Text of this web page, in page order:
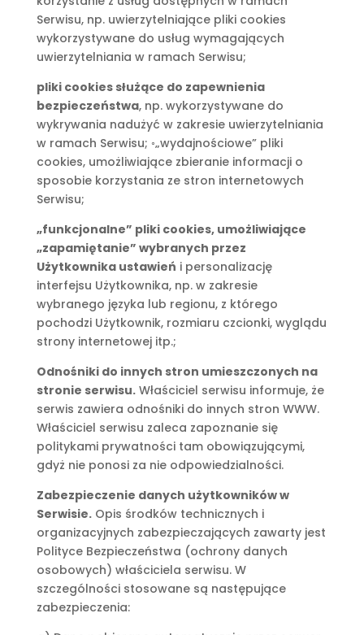
Serwisu, np. uwierzytelniające pliki cookies
wykorzystywane do usług wymagających
uwierzytelniania w ramach Serwisu;
pliki cookies służące do zapewnienia
bezpieczeństwa, np. wykorzystywane do
wykrywania nadużyć w zakresie uwierzytelniania
w ramach Serwisu; ◦„wydajnościowe” pliki
cookies, umożliwiające zbieranie informacji o
sposobie korzystania ze stron internetowych
Serwisu;
„funkcjonalne” pliki cookies, umożliwiające
„zapamiętanie” wybranych przez
Użytkownika ustawień i personalizację
interfejsu Użytkownika, np. w zakresie
wybranego języka lub regionu, z którego
pochodzi Użytkownik, rozmiaru czcionki, wyglądu
strony internetowej itp.;
Odnośniki do innych stron umieszczonych na
stronie serwisu.Właściciel serwisu informuje, że
serwis zawiera odnośniki do innych stron WWW.
Właściciel serwisu zaleca zapoznanie się
politykami prywatności tam obowiązującymi,
gdyż nie ponosi za nie odpowiedzialności.
Zabezpieczenie danych użytkowników w
Serwisie.Opis środków technicznych i
organizacyjnych zabezpieczających zawarty jest
Polityce Bezpieczeństwa (ochrony danych
osobowych) właściciela serwisu. W
szczególności stosowane są następujące
zabezpieczenia: